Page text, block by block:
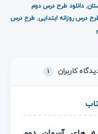
, دانلود طرح درس دوم
درس روزانه ابتدایی, طرح درس
کاربران ۱